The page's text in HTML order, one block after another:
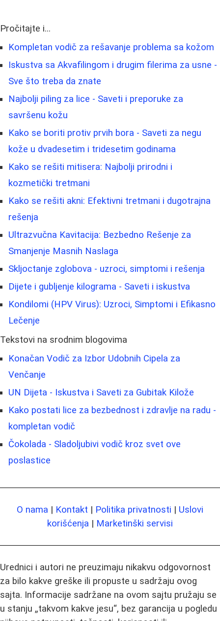
Pročitajte i...
Kompletan vodič za rešavanje problema sa kožom
Iskustva sa Akvafilingom i drugim filerima za usne -
Sve što treba da znate
Najbolji piling za lice - Saveti i preporuke za
savršenu kožu
Kako se boriti protiv prvih bora - Saveti za negu
kože u dvadesetim i tridesetim godinama
Kako se rešiti mitisera: Najbolji prirodni i
kozmetički tretmani
Kako se rešiti akni: Efektivni tretmani i dugotrajna
rešenja
Ultrazvučna Kavitacija: Bezbedno Rešenje za
Smanjenje Masnih Naslaga
Skljoctanje zglobova - uzroci, simptomi i rešenja
Dijete i gubljenje kilograma - Saveti i iskustva
Kondilomi (HPV Virus): Uzroci, Simptomi i Efikasno
Lečenje
Tekstovi na srodnim blogovima
Konačan Vodič za Izbor Udobnih Cipela za
Venčanje
UN Dijeta - Iskustva i Saveti za Gubitak Kilože
Kako postati lice za bezbednost i zdravlje na radu -
kompletan vodič
Čokolada - Sladoljubivi vodič kroz svet ove
poslastice
O nama | Kontakt | Politika privatnosti | Uslovi
korišćenja | Marketinški servisi
Urednici i autori ne preuzimaju nikakvu odgovornost
za bilo kakve greške ili propuste u sadržaju ovog
sajta. Informacije sadržane na ovom sajtu pružaju se
u stanju „takvom kakve jesu“, bez garancija u pogledu